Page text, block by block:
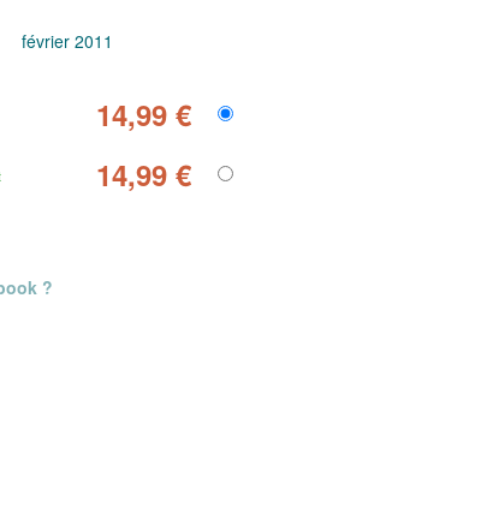
février 2011
14,99 €
14,99 €
?